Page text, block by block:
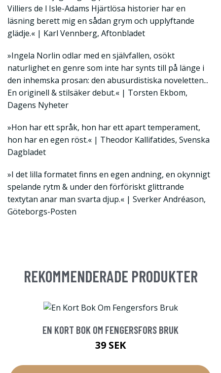
Villiers de l Isle-Adams Hjärtlösa historier har en
läsning berett mig en sådan grym och upplyftande
glädje.« | Karl Vennberg, Aftonbladet
»Ingela Norlin odlar med en självfallen, osökt
naturlighet en genre som inte har synts till på länge i
den inhemska prosan: den abusurdistiska noveletten...
En originell & stilsäker debut.« | Torsten Ekbom,
Dagens Nyheter
»Hon har ett språk, hon har ett apart temperament,
hon har en egen röst.« | Theodor Kallifatides, Svenska
Dagbladet
»I det lilla formatet finns en egen andning, en okynnigt
spelande rytm & under den förföriskt glittrande
textytan anar man svarta djup.« | Sverker Andréason,
Göteborgs-Posten
REKOMMENDERADE PRODUKTER
EN KORT BOK OM FENGERSFORS BRUK
39 SEK